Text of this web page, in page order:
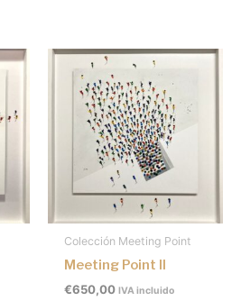
Colección Meeting Point
Meeting Point II
€650,00 IVA incluido